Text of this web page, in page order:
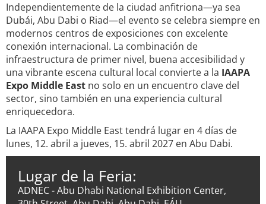
Independientemente de la ciudad anfitriona—ya sea
Dubái, Abu Dabi o Riad—el evento se celebra siempre en
modernos centros de exposiciones con excelente
conexión internacional. La combinación de
infraestructura de primer nivel, buena accesibilidad y
una vibrante escena cultural local convierte a la IAAPA
Expo Middle East no solo en un encuentro clave del
sector, sino también en una experiencia cultural
enriquecedora.
La IAAPA Expo Middle East tendrá lugar en 4 días de
lunes, 12. abril a jueves, 15. abril 2027 en Abu Dabi.
Lugar de la Feria:
ADNEC - Abu Dhabi National Exhibition Center,